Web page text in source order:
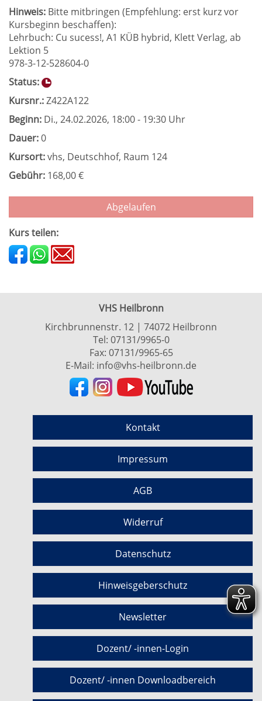
Hinweis: Bitte mitbringen (Empfehlung: erst kurz vor
Kursbeginn beschaffen):
Lehrbuch: Cu sucess!, A1 KÜB hybrid, Klett Verlag, ab
Lektion 5
978-3-12-528604-0
Status:
Kursnr.:Z422A122
Beginn: Di., 24.02.2026, 18:00 - 19:30 Uhr
Dauer:0
Kursort:vhs, Deutschhof, Raum 124
Gebühr: 168,00 €
Abgelaufen
Kurs teilen:
VHS Heilbronn
Kirchbrunnenstr. 12 | 74072 Heilbronn
Tel: 07131/9965-0
Fax: 07131/9965-65
E-Mail: info@vhs-heilbronn.de
Kontakt
Impressum
AGB
Widerruf
Datenschutz
Hinweisgeberschutz
Newsletter
Dozent/ -innen-Login
Dozent/ -innen Downloadbereich